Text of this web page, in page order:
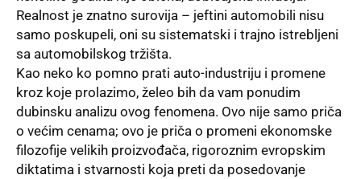
Realnost je znatno surovija – jeftini automobili nisu
samo poskupeli, oni su sistematski i trajno istrebljeni
sa automobilskog tržišta.
Kao neko ko pomno prati auto-industriju i promene
kroz koje prolazimo, želeo bih da vam ponudim
dubinsku analizu ovog fenomena. Ovo nije samo priča
o većim cenama; ovo je priča o promeni ekonomske
filozofije velikih proizvođača, rigoroznim evropskim
diktatima i stvarnosti koja preti da posedovanje